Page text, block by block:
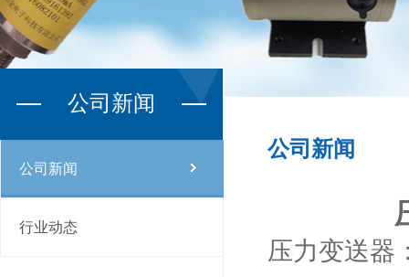
公司新闻
公司新闻
行业动态
公司新闻
压力变送器